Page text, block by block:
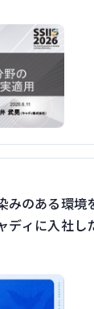
みのある環境
ディに入社し